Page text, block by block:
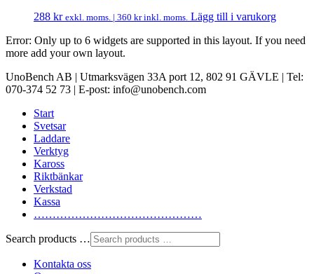
288 kr exkl. moms. | 360 krinkl. moms. Lägg till i varukorg
Error: Only up to 6 widgets are supported in this layout. If you need
more add your own layout.
UnoBench AB | Utmarksvägen 33A port 12, 802 91 GÄVLE | Tel:
070-374 52 73 | E-post: info@unobench.com
Start
Svetsar
Laddare
Verktyg
Kaross
Riktbänkar
Verkstad
Kassa
………………………………………
Search products …
Kontakta oss